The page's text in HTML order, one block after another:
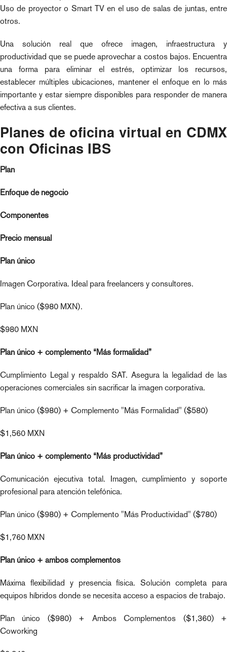
Uso de proyector o Smart TV en el uso de salas de juntas, entre
otros.
Una solución real que ofrece imagen, infraestructura y
productividad que se puede aprovechar a costos bajos. Encuentra
una forma para eliminar el estrés, optimizar los recursos,
establecer múltiples ubicaciones, mantener el enfoque en lo más
importante y estar siempre disponibles para responder de manera
efectiva a sus clientes.
Planes de oficina virtual en CDMX
con Oficinas IBS
Plan
Enfoque de negocio
Componentes
Precio mensual
Plan único
Imagen Corporativa. Ideal para freelancers y consultores.
Plan único ($980 MXN).
$980 MXN
Plan único + complemento “Más formalidad”
Cumplimiento Legal y respaldo SAT. Asegura la legalidad de las
operaciones comerciales sin sacrificar la imagen corporativa.
Plan único ($980) + Complemento "Más Formalidad" ($580)
$1,560 MXN
Plan único + complemento “Más productividad”
Comunicación ejecutiva total. Imagen, cumplimiento y soporte
profesional para atención telefónica.
Plan único ($980) + Complemento "Más Productividad" ($780)
$1,760 MXN
Plan único + ambos complementos
Máxima flexibilidad y presencia física. Solución completa para
equipos híbridos donde se necesita acceso a espacios de trabajo.
Plan único ($980) + Ambos Complementos ($1,360) +
Coworking